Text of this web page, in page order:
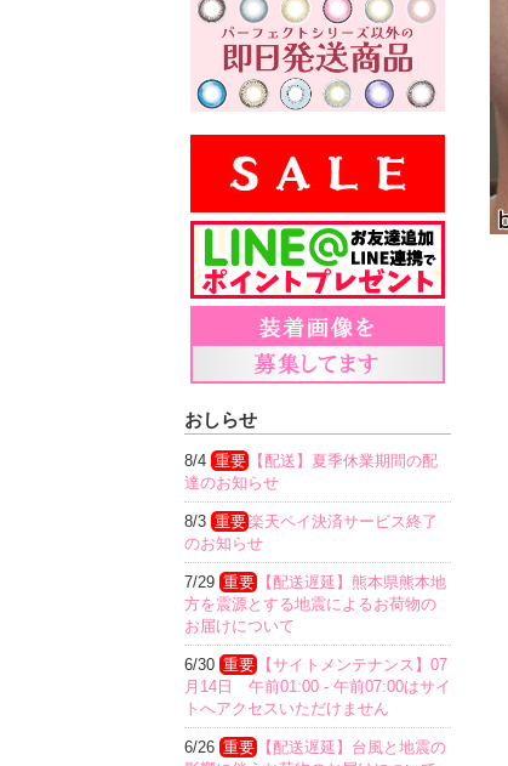
おしらせ
8/4 重要
【配送】夏季休業期間の配
達のお知らせ
8/3 重要楽天ペイ決済サービス終了
のお知らせ
7/29 重要
【配送遅延】熊本県熊本地
方を震源とする地震によるお荷物の
お届けについて
6/30 重要
【サイトメンテナンス】07
月14日 午前01:00 - 午前07:00はサイ
トへアクセスいただけません
6/26 重要
【配送遅延】台風と地震の